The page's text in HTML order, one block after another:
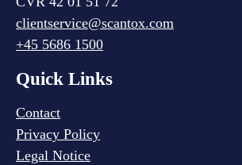
clientservice@scantox.com
+45 5686 1500
Quick Links
Contact
Privacy Policy
Legal Notice